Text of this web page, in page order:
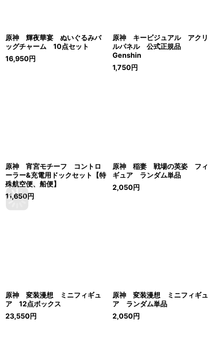
原神 輝夜華宴 ぬいぐるみバ
ッグチャーム 10点セット
16,950円
原神 キービジュアル アクリ
ルパネル 公式正規品
Genshin
1,750円
原神 宵宮モチーフ コントロ
ーラー&充電用ドックセット【特
殊航空便、船便】
11,650円
原神 稲妻 戦場の英姿 フィ
ギュア ランダム単品
2,050円
原神 変装漫想 ミニフィギュ
ア 12点ボックス
23,550円
原神 変装漫想 ミニフィギュ
ア ランダム単品
2,050円